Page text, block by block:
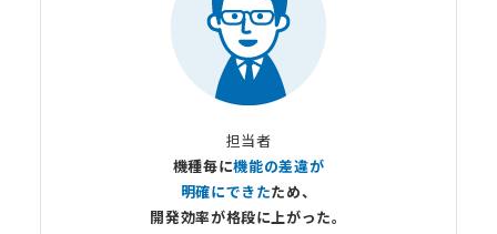
担当者
機種毎に機能の差違が
明確にできたため、
開発効率が格段に上がった。